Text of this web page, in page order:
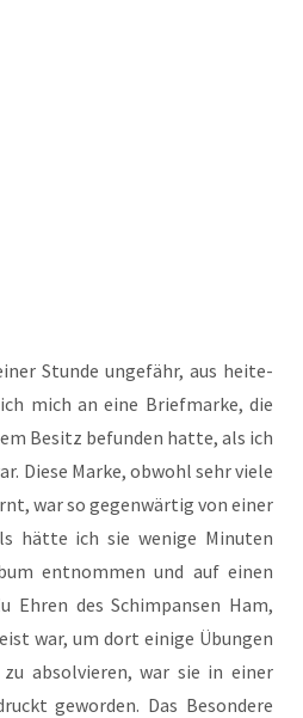
Stun­de unge­fähr, aus hei­te­
mich an eine Brief­mar­ke, die
Besitz befun­den hat­te, als ich
Die­se Mar­ke, obwohl sehr vie­le
war so gegen­wär­tig von einer
hät­te ich sie weni­ge Minu­ten
ent­nom­men und auf einen
Ehren des Schim­pan­sen Ham,
war, um dort eini­ge Übun­gen
absol­vie­ren, war sie in einer
gewor­den. Das Beson­de­re